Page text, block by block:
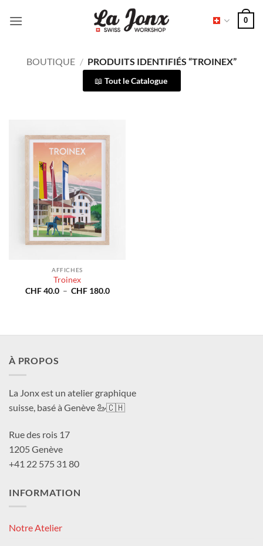
0
BOUTIQUE / PRODUITS IDENTIFIÉS “TROINEX”
Tout le Catalogue
AFFICHES
Troinex
CHF40.0 – CHF180.0Plage
À PROPOS
La Jonx est un atelier graphique
suisse, basé à Genève 🦢🇨🇭
Rue des rois 17
1205 Genève
+41 22 575 31 80
INFORMATION
Notre Atelier